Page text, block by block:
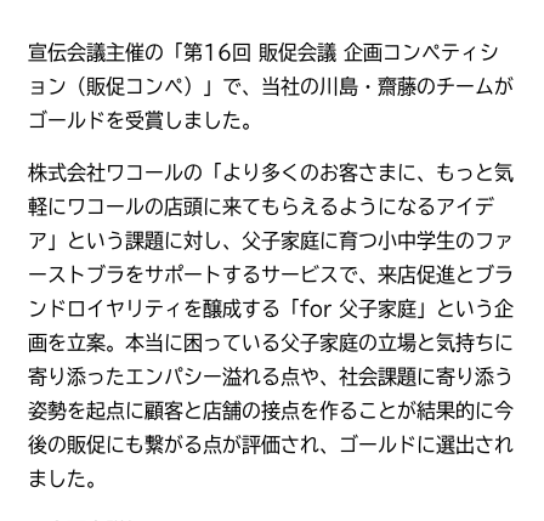
宣伝会議主催の「第16回 販促会議 企画コンペティシ
ョン（販促コンペ）」で、当社の川島・齋藤のチームが
ゴールドを受賞しました。
株式会社ワコールの「より多くのお客さまに、もっと気
軽にワコールの店頭に来てもらえるようになるアイデ
ア」という課題に対し、父子家庭に育つ小中学生のファ
ーストブラをサポートするサービスで、来店促進とブラ
ンドロイヤリティを醸成する「for 父子家庭」という企
画を立案。本当に困っている父子家庭の立場と気持ちに
寄り添ったエンパシー溢れる点や、社会課題に寄り添う
姿勢を起点に顧客と店舗の接点を作ることが結果的に今
後の販促にも繋がる点が評価され、ゴールドに選出され
ました。